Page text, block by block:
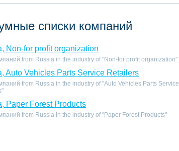
списки компаний
Non-for profit organization
from Russia in the industry of "Non-for profit organization"
Auto Vehicles Parts Service Retailers
from Russia in the industry of "Auto Vehicles Parts Service
Paper Forest Products
from Russia in the industry of "Paper Forest Products"